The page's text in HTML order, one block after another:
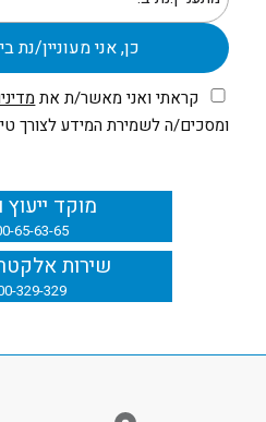
כן, אני מעוניין/נת
קראתי ואני מאשר/ת את
ומסכים/ה לשמירת המידע לצורך
מוקד ייעוץ
65-63-65
שירות
329-329